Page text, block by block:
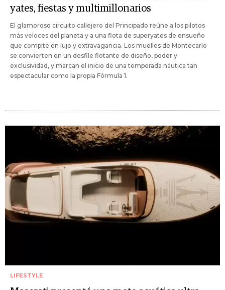
yates, fiestas y multimillonarios
El glamoroso circuito callejero del Principado reúne a los pilotos
más veloces del planeta y a una flota de superyates de ensueño
que compite en lujo y extravagancia. Los muelles de Montecarlo
se convierten en un desfile flotante de diseño, poder y
exclusividad, y marcan el inicio de una temporada náutica tan
espectacular como la propia Fórmula 1.
LIFESTYLE